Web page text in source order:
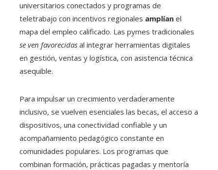
universitarios conectados y programas de
teletrabajo con incentivos regionales amplían el
mapa del empleo calificado. Las pymes tradicionales
se ven favorecidas al integrar herramientas digitales
en gestión, ventas y logística, con asistencia técnica
asequible.
Para impulsar un crecimiento verdaderamente
inclusivo, se vuelven esenciales las becas, el acceso a
dispositivos, una conectividad confiable y un
acompañamiento pedagógico constante en
comunidades populares. Los programas que
combinan formación, prácticas pagadas y mentoría